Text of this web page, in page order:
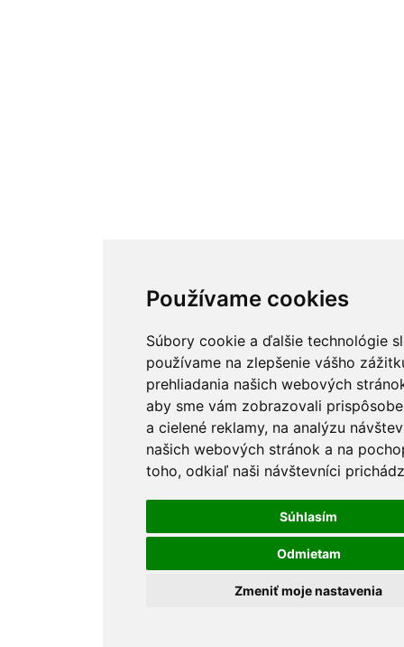
Používame cookies
Súbory cookie a ďalšie technológie
používame na zlepšenie vášho
prehliadania našich webových
aby sme vám zobrazovali
a cielené reklamy, na analýzu
našich webových stránok a na
toho, odkiaľ naši návštevníci
Súhlasím
Odmietam
Zmeniť moje nastavenia